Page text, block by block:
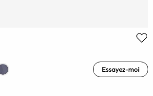
Essayez-moi